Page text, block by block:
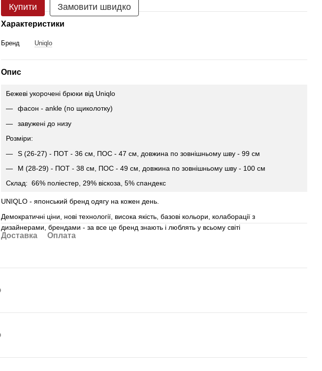
Купити Замовити швидко
Характеристики
Бренд Uniqlo
Опис
Бежеві укорочені брюки вiд Uniqlo
фасон - ankle (по щиколотку)
завужені до низу
Розміри:
S (26-27) - ПОТ - 36 см, ПОС - 47 см, довжина по зовнішньому шву - 99 см
М (28-29) - ПОТ - 38 см, ПОС - 49 см, довжина по зовнішньому шву - 100 см
Склад: 66% поліестер, 29% віскоза, 5% спандекс
UNIQLO - японський бренд одягу на кожен день.
Демократичні ціни, нові технології, висока якість, базові кольори, колаборації з
дизайнерами, брендами - за все це бренд знають і люблять у всьому світі
Доставка Оплата